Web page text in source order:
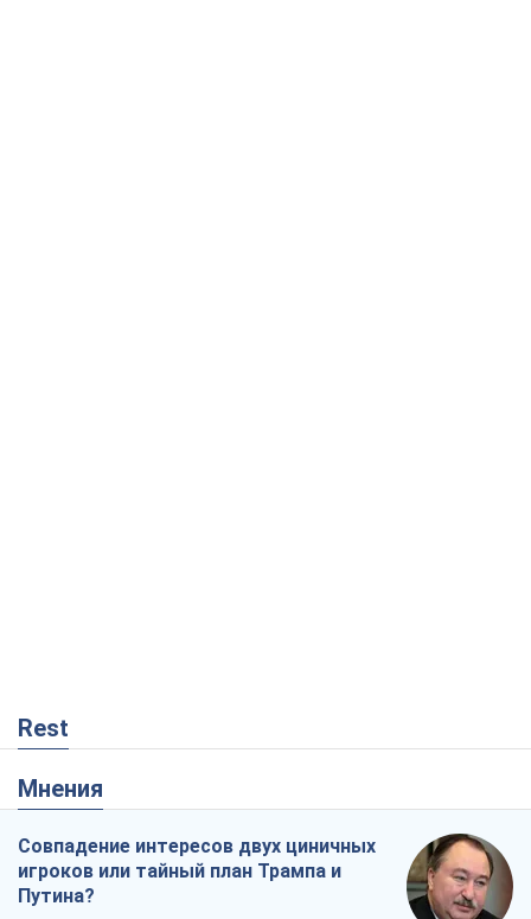
Rest
Мнения
Совпадение интересов двух циничных
игроков или тайный план Трампа и
Путина?